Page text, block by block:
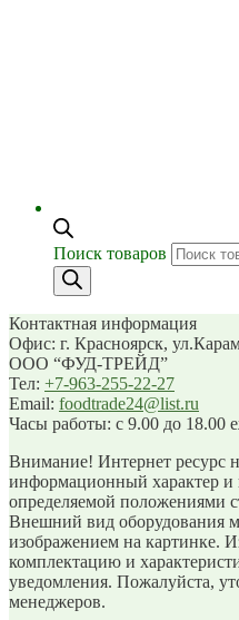
Поиск товаров
Контактная информация
Офис: г. Красноярск,
ООО “ФУД-ТРЕЙД”
Тел: +7-963-255-22-27
Email: foodtrade24@list.ru
Часы работы: с 9.00 до 18.00
Внимание! Интернет ресурс
информационный характер и
определяемой положениями
Внешний вид оборудования
изображением на картинке.
комплектацию и
уведомления. Пожалуйста,
менеджеров.